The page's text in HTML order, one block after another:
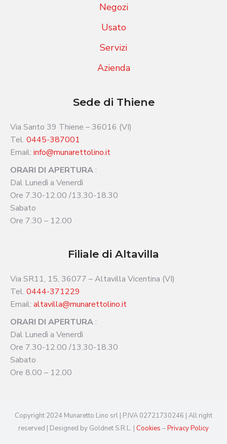
Negozi
Usato
Servizi
Azienda
Sede di Thiene
Via Santo 39 Thiene – 36016 (VI)
Tel. 0445-387001
Email: info@munarettolino.it
ORARI DI APERTURA:
Dal Lunedì a Venerdì
Ore 7.30-12.00 /13.30-18.30
Sabato
Ore 7.30 – 12.00
Filiale di Altavilla
Via SR11, 15, 36077 – Altavilla Vicentina (VI)
Tel. 0444-371229
Email: altavilla@munarettolino.it
ORARI DI APERTURA:
Dal Lunedì a Venerdì
Ore 7.30-12.00 /13.30-18.30
Sabato
Ore 8.00 – 12.00
Copyright 2024 Munaretto Lino srl | P.IVA 02721730246 | All right
reserved | Designed by Goldnet S.R.L. | Cookies –Privacy Policy